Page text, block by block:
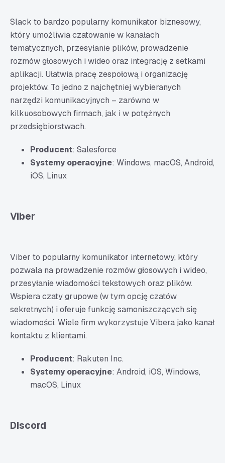
Slack to bardzo popularny komunikator biznesowy,
który umożliwia czatowanie w kanałach
tematycznych, przesyłanie plików, prowadzenie
rozmów głosowych i wideo oraz integrację z setkami
aplikacji. Ułatwia pracę zespołową i organizację
projektów. To jedno z najchętniej wybieranych
narzędzi komunikacyjnych – zarówno w
kilkuosobowych firmach, jak i w potężnych
przedsiębiorstwach.
Producent: Salesforce
Systemy operacyjne: Windows, macOS, Android,
iOS, Linux
Viber
Viber to popularny komunikator internetowy, który
pozwala na prowadzenie rozmów głosowych i wideo,
przesyłanie wiadomości tekstowych oraz plików.
Wspiera czaty grupowe (w tym opcję czatów
sekretnych) i oferuje funkcję samoniszczących się
wiadomości. Wiele firm wykorzystuje Vibera jako kanał
kontaktu z klientami.
Producent: Rakuten Inc.
Systemy operacyjne: Android, iOS, Windows,
macOS, Linux
Discord